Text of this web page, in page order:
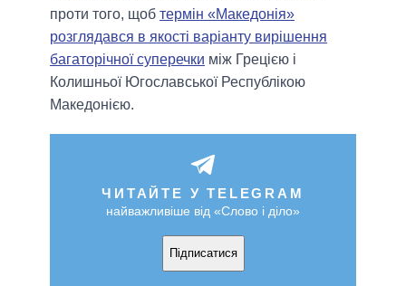
проти того, щоб термін «Македонія»
розглядався в якості варіанту вирішення
багаторічної суперечки між Грецією і
Колишньої Югославської Республікою
Македонією.
ЧИТАЙТЕ У TELEGRAM
найважливіше від «Слово і діло»
Підписатися